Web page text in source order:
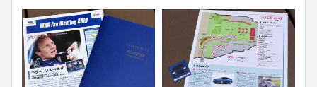
タイムラインを見る